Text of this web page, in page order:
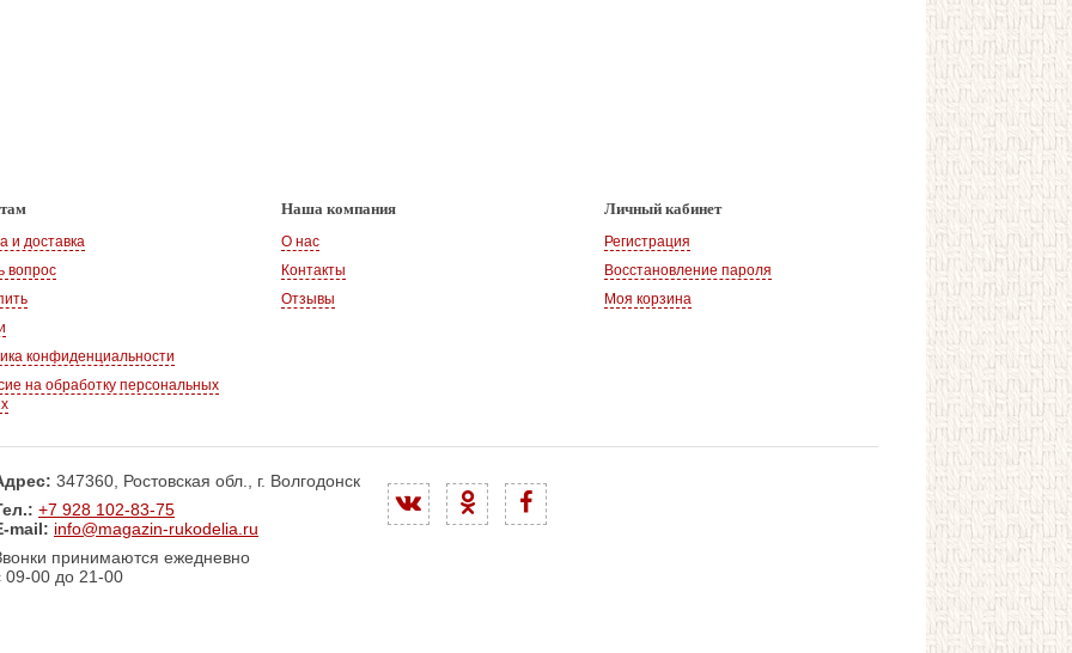
и доставка
вопрос
конфиденциальности
на обработку персональных
Наша компания
О нас
Контакты
Отзывы
Личный кабинет
Регистрация
Восстановление пароля
Моя корзина
347360, Ростовская обл., г. Волгодонск
+7 928 102-83-75
mail: info@magazin-rukodelia.ru
принимаются ежедневно
09-00 до 21-00